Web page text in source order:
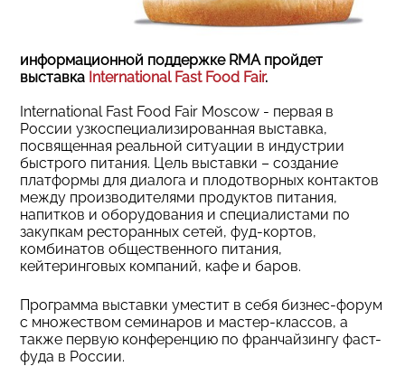
информационной поддержке RMA пройдет
выставка International Fast Food Fair.
International Fast Food Fair Moscow - первая в
России узкоспециализированная выставка,
посвященная реальной ситуации в индустрии
быстрого питания. Цель выставки – создание
платформы для диалога и плодотворных контактов
между производителями продуктов питания,
напитков и оборудования и специалистами по
закупкам ресторанных сетей, фуд-кортов,
комбинатов общественного питания,
кейтеринговых компаний, кафе и баров.
Программа выставки уместит в себя бизнес-форум
с множеством семинаров и мастер-классов, а
также первую конференцию по франчайзингу фаст-
фуда в России.